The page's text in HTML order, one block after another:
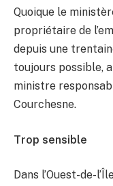
Quoique le
propriétaire de
depuis une
toujours possible,
ministre
Courchesne.
Trop sensible
Dans l’Ouest-de-